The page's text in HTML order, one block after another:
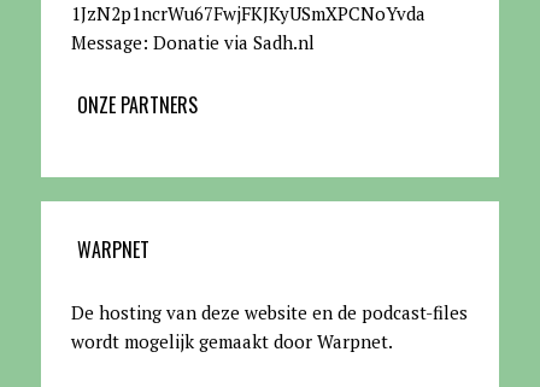
1JzN2p1ncrWu67FwjFKJKyUSmXPCNoYvda
Message: Donatie via Sadh.nl
ONZE PARTNERS
WARPNET
De hosting van deze website en de podcast-files
wordt mogelijk gemaakt door Warpnet.